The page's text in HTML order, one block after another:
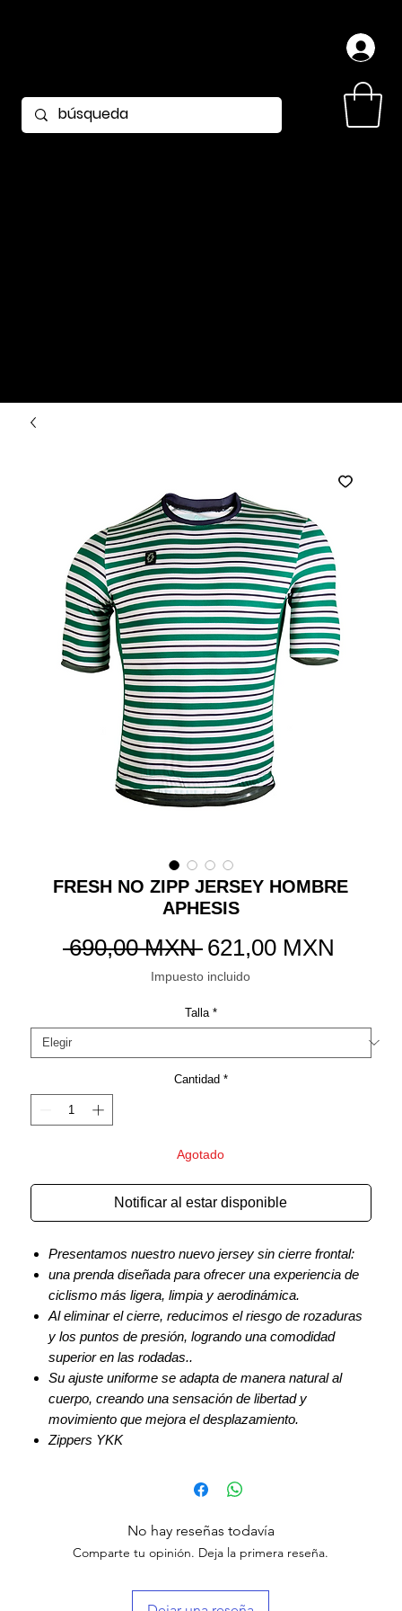
FRESH NO ZIPP JERSEY HOMBRE
APHESIS
690,00 MXN Precio
621,00 MXN
Impuesto incluido
Talla *
Cantidad *
Agotado
Notificar al estar disponible
Presentamos nuestro nuevo jersey sin cierre frontal:
una prenda diseñada para ofrecer una experiencia de
ciclismo más ligera, limpia y aerodinámica.
Al eliminar el cierre, reducimos el riesgo de rozaduras
y los puntos de presión, logrando una comodidad
superior en las rodadas..
Su ajuste uniforme se adapta de manera natural al
cuerpo, creando una sensación de libertad y
movimiento que mejora el desplazamiento.
Zippers YKK
No hay reseñas todavía
Comparte tu opinión. Deja la primera reseña.